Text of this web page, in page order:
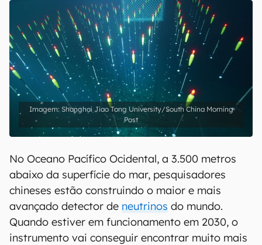
Uso e Política de Privacidade do Canaltech.
Shanghai Jiao Tong University/South China Morning
Post
No Oceano Pacífico Ocidental, a 3.500 metros
abaixo da superfície do mar, pesquisadores
chineses estão construindo o maior e mais
avançado detector de neutrinos do mundo.
Quando estiver em funcionamento em 2030, o
instrumento vai conseguir encontrar muito mais